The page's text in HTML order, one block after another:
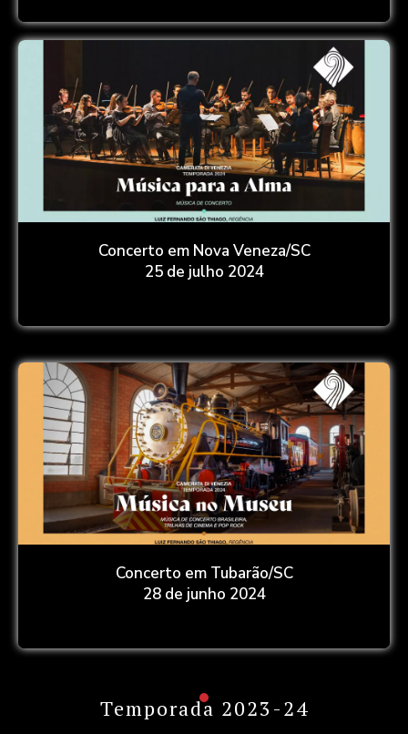
Concerto em Nova Veneza/SC
25 de julho 2024
Concerto em Tubarão/SC
28 de junho 2024
Temporada 2023-24